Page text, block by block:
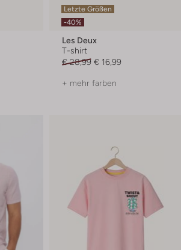
Letzte Größen
-40%
Les Deux
T-shirt
€ 28,99 € 16,99
+ mehr farben